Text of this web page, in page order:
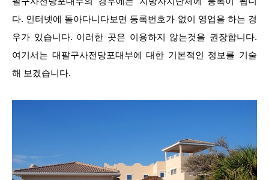
다. 인터넷에 돌아다니다보면 등록번호가 없이 영업을 하는 경
우가 있습니다. 이러한 곳은 이용하지 않는것을 권장합니다.
여기서는 대팔구사전당포대부에 대한 기본적인 정보를 기술
해 보겠습니다.